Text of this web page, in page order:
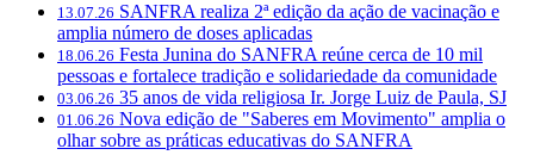
13.07.26 SANFRA realiza 2ª edição da ação de vacinação e
amplia número de doses aplicadas
18.06.26 Festa Junina do SANFRA reúne cerca de 10 mil
pessoas e fortalece tradição e solidariedade da comunidade
03.06.26 35 anos de vida religiosa Ir. Jorge Luiz de Paula, SJ
01.06.26 Nova edição de "Saberes em Movimento" amplia o
olhar sobre as práticas educativas do SANFRA